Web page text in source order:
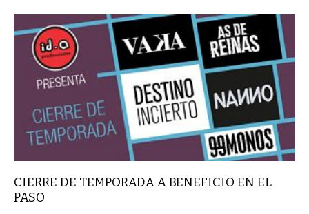
CIERRE DE TEMPORADA A BENEFICIO EN EL
PASO